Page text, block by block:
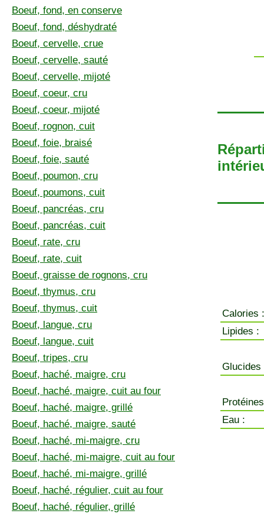
Boeuf, fond, en conserve
Boeuf, fond, déshydraté
Boeuf, cervelle, crue
Boeuf, cervelle, sauté
Boeuf, cervelle, mijoté
Boeuf, coeur, cru
Boeuf, coeur, mijoté
Boeuf, rognon, cuit
Boeuf, foie, braisé
Boeuf, foie, sauté
Boeuf, poumon, cru
Boeuf, poumons, cuit
Boeuf, pancréas, cru
Boeuf, pancréas, cuit
Boeuf, rate, cru
Boeuf, rate, cuit
Boeuf, graisse de rognons, cru
Boeuf, thymus, cru
Boeuf, thymus, cuit
Boeuf, langue, cru
Boeuf, langue, cuit
Boeuf, tripes, cru
Boeuf, haché, maigre, cru
Boeuf, haché, maigre, cuit au four
Boeuf, haché, maigre, grillé
Boeuf, haché, maigre, sauté
Boeuf, haché, mi-maigre, cru
Boeuf, haché, mi-maigre, cuit au four
Boeuf, haché, mi-maigre, grillé
Boeuf, haché, régulier, cuit au four
Boeuf, haché, régulier, grillé
Calories :
Lipides :
Glucides
Eau :